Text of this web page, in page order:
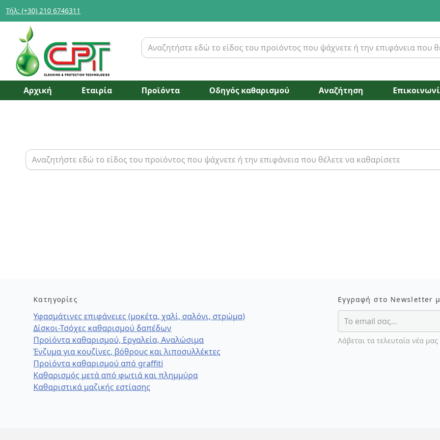
Τήλ: (+30) 210 6746311
Αρχική Εταιρία Προϊόντα Οδηγός καθαρισμού Αναζήτηση
Κατηγορίες
Υφασμάτινες επιφάνειες (μοκέτα, χαλί, σαλόνι, στρώμα)
Δίσκοι-Τσόχες καθαρισμού δαπέδων
Προϊόντα καθαρισμού, Εργαλεία, Αναλώσιμα
Ένζυμα για κουζίνες, βόθρους και λιποσυλλέκτες
Προϊόντα καθαρισμού από graffiti
Καθαρισμός μετά από φωτιά και πλημμύρα
Καθαριστικά μαζικής εστίασης
Εγγραφή στο Newsletter
Λάβεται τα τελευταία νέα μας